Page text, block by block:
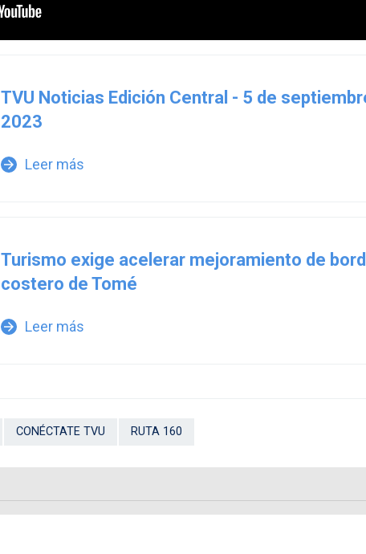
TVU Noticias Edición Central - 5 de
2023
arrow_forward Leer más
Turismo exige acelerar mejoramiento de
costero de Tomé
arrow_forward Leer más
CONÉCTATE TVU RUTA 160